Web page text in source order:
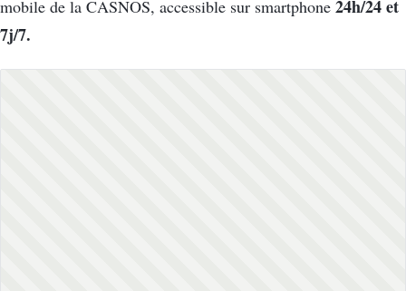
mobile de la CASNOS, accessible sur smartphone 24h/24 et
7j/7.